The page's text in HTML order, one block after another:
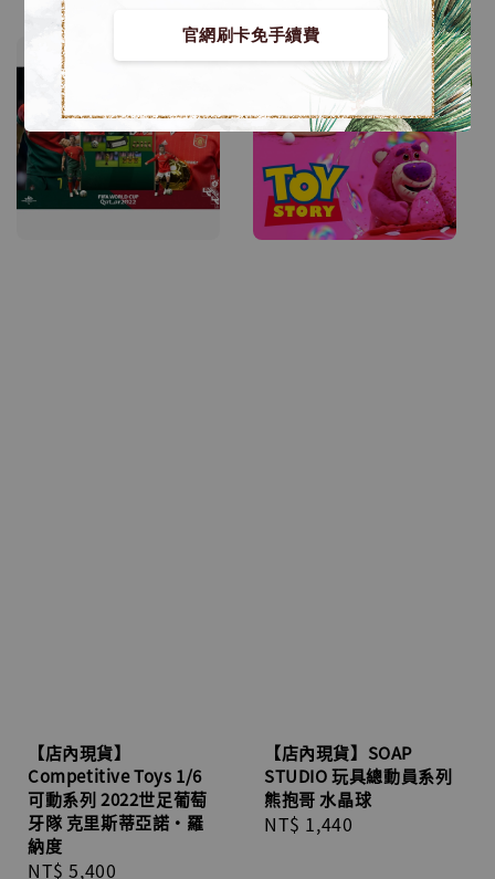
官網刷卡免手續費
price
【店內現貨】
Competitive Toys 1/6
可動系列 2022世足葡萄
牙隊 克里斯蒂亞諾·羅
納度
Regular
NT$ 5,400
【店內現貨】SOAP
STUDIO 玩具總動員系列
熊抱哥 水晶球
Regular
NT$ 1,440